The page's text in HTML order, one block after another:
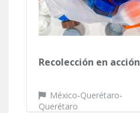
Recolección en acción
México-Querétaro-
Querétaro